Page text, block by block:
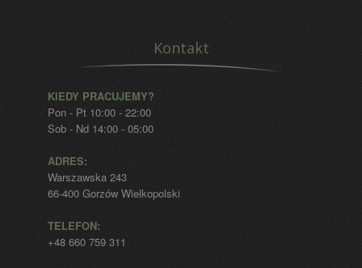
Kontakt
KIEDY PRACUJEMY?
Pon - Pt 10:00 - 22:00
Sob - Nd 14:00 - 05:00
ADRES:
Warszawska 243
66-400 Gorzów Wielkopolski
TELEFON:
+48 660 759 311